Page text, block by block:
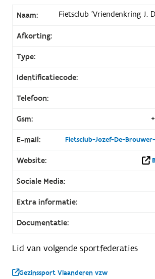
Naam: Fietsclub 'Vriendenkring J.
Afkorting:
Type:
Identificatiecode:
Telefoon:
Gsm:
E-mail: Fietsclub-Jozef-De-
Website:
Sociale Media:
Extra informatie:
Documentatie:
Lid van volgende sportfederaties
Gezinssport Vlaanderen vzw